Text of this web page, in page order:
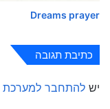
Dreams prayer
כתיבת תגובה
יש להתחבר למערכת